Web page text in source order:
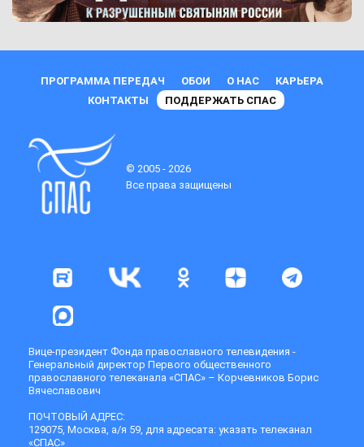
ПРОГРАММА ПЕРЕДАЧ ОБОИ О НАС
КАРЬЕРА
КОНТАКТЫ
ПОДДЕРЖАТЬ СПАС
© 2005 - 2026
Все права защищены
Вице-президент Фонда православного телевидения -
Генеральный директор Первого общественного
православного телеканала «СПАС» – Корчевников Борис
Вячеславович
ПОЧТОВЫЙ АДРЕС:
129075, Москва, а/я 59, для адресата: указать телеканал
«СПАС»